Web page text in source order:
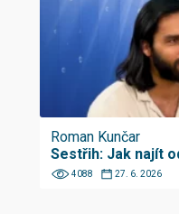
Roman Kunčar
Sestřih: Jak najít
4088 27. 6. 2026